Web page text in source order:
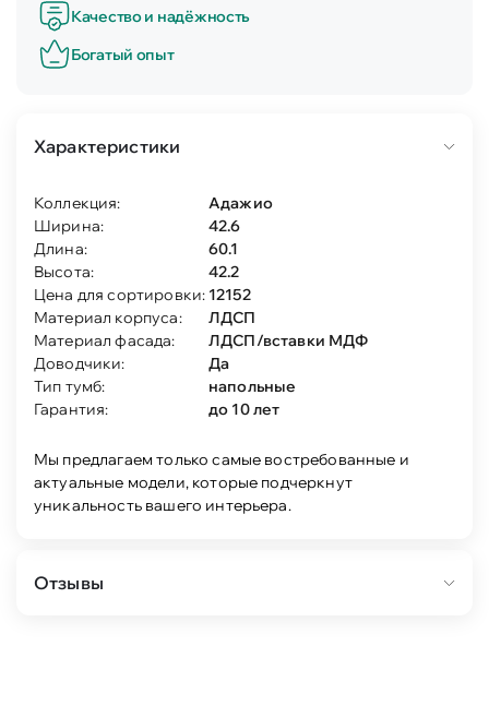
Качество и надёжность
Богатый опыт
Характеристики
Коллекция:
Адажио
Ширина:
42.6
Длина:
60.1
Высота:
42.2
Цена для сортировки: 12152
Материал корпуса:
ЛДСП
Материал фасада:
ЛДСП/вставки МДФ
Доводчики:
Да
Тип тумб:
напольные
Гарантия:
до 10 лет
Мы предлагаем только самые востребованные и
актуальные модели, которые подчеркнут
уникальность вашего интерьера.
Отзывы